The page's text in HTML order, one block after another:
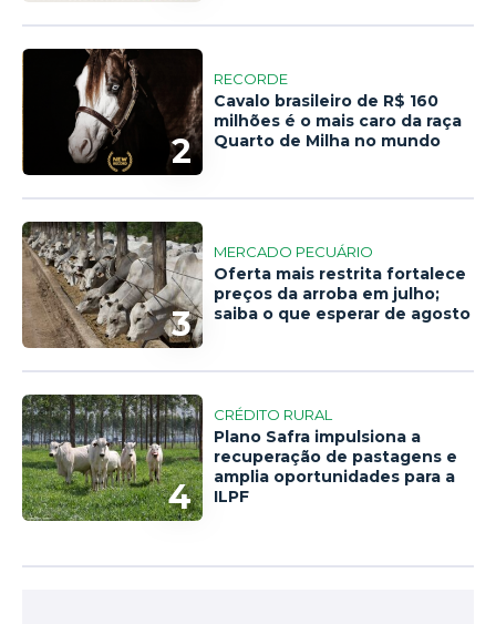
2
RECORDE
Cavalo brasileiro de R$ 160
milhões é o mais caro da raça
Quarto de Milha no mundo
3
MERCADO PECUÁRIO
Oferta mais restrita fortalece
preços da arroba em julho;
saiba o que esperar de agosto
4
CRÉDITO RURAL
Plano Safra impulsiona a
recuperação de pastagens e
amplia oportunidades para a
ILPF